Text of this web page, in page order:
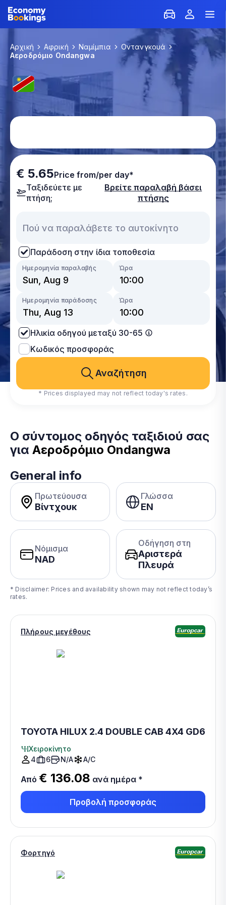
Αρχική Αφρική Ναμίμπια
Οντανγκουά
Αεροδρόμιο Ondangwa
€ 5.65Price from/per day*
Ταξιδεύετε με
πτήση;
Βρείτε παραλαβή βάσει
πτήσης
Παράδοση στην ίδια τοποθεσία
Ημερομηνία παραλαβής Ώρα
Ημερομηνία παράδοσης Ώρα
Ηλικία οδηγού μεταξύ 30-65
Κωδικός προσφοράς
Αναζήτηση
* Prices displayed may not reflect today's rates.
Ο σύντομος οδηγός ταξιδιού σας
για Αεροδρόμιο Ondangwa
General info
Πρωτεύουσα
Βίντχουκ
Γλώσσα
EN
Νόμισμα
NAD
Οδήγηση στη
Αριστερά
Πλευρά
* Disclaimer: Prices and availability shown may not reflect today’s
rates.
Πλήρους μεγέθους
TOYOTA HILUX 2.4 DOUBLE CAB 4X4 GD6
Χειροκίνητο
4
6 N/A A/C
Από € 136.08 ανά ημέρα *
Προβολή προσφοράς
Φορτηγό